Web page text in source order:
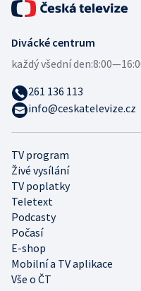
TV program
Živé vysílání
TV poplatky
Teletext
Podcasty
Počasí
E-shop
Mobilní a TV aplikace
Vše o ČT
Divácké centrum
každý všední den:
261 136 113
info@ceskatelevize.cz